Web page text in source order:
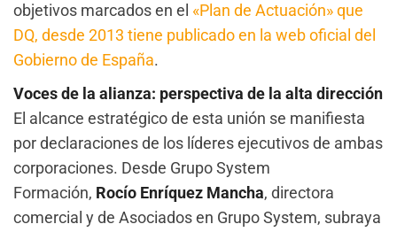
objetivos marcados en el «Plan de Actuación» que
DQ, desde 2013 tiene publicado en la web oficial del
Gobierno de España.
Voces de la alianza: perspectiva de la alta dirección
El alcance estratégico de esta unión se manifiesta
por declaraciones de los líderes ejecutivos de ambas
corporaciones. Desde Grupo System
Formación, Rocío Enríquez Mancha, directora
comercial y de Asociados en Grupo System, subraya